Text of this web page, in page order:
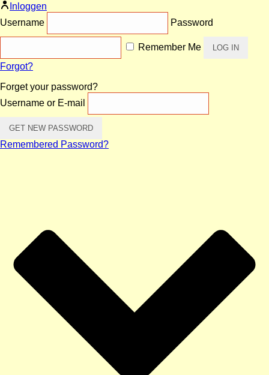
Inloggen
Username
Password
Remember Me
Forgot?
Forget your password?
Username or E-mail
Remembered Password?